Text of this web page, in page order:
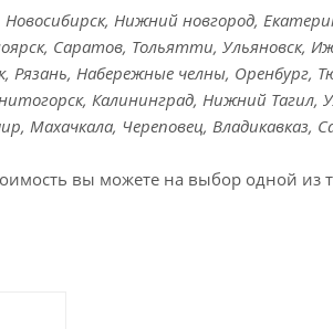
Нижний новгород,
Саратов, Тольятти, Ульяновск,
Рязань, Набережные челны, Оренбург,
Калининград, Нижний Тагил,
Махачкала, Череповец, Владикавказ,
вы можете на выбор одной из